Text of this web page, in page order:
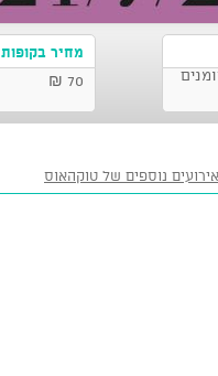
מחיר בקופות
70 ₪
נוספים של טוקהאוס